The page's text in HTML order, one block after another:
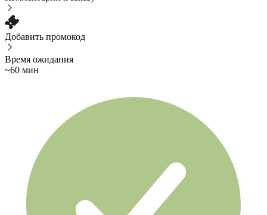
Добавить промокод
Время ожидания
~60 мин